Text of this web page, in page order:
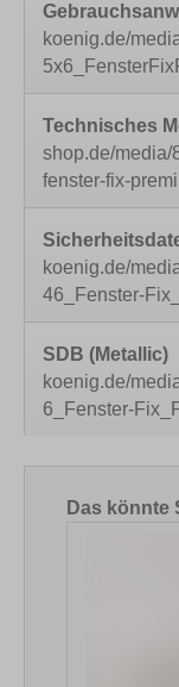
koenig.de/
Technisches
shop.de/media/
fenster-fix-
koenig.de/
46_Fenster-
SDB (Metallic)
koenig.de/
6_Fenster-
Das könnte